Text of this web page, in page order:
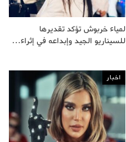
لمياء خربوش تؤكد تقديرها
للسيناريو الجيد وإبداعه في إثراء…
اخبار